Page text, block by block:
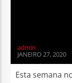
admin
JANEIRO 27, 2020
Esta semana